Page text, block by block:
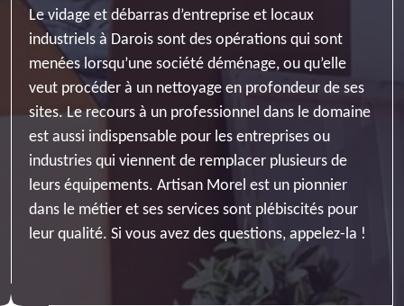
Le vidage et débarras d’entreprise et locaux
industriels à Darois sont des opérations qui sont
menées lorsqu’une société déménage, ou qu’elle
veut procéder à un nettoyage en profondeur de ses
sites. Le recours à un professionnel dans le domaine
est aussi indispensable pour les entreprises ou
industries qui viennent de remplacer plusieurs de
leurs équipements. Artisan Morel est un pionnier
dans le métier et ses services sont plébiscités pour
leur qualité. Si vous avez des questions, appelez-la !